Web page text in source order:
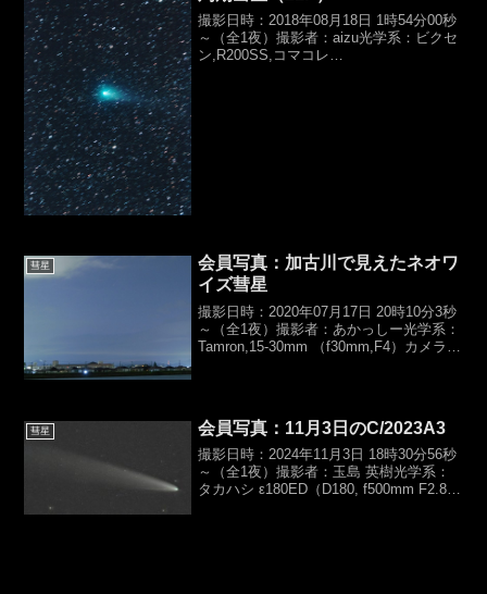
撮影日時：2018年08月18日 1時54分00秒
～（全1夜）撮影者：aizu光学系：ビクセ
ン,R200SS,コマコレ
彗星
会員写真：加古川で見えたネオワ
イズ彗星
撮影日時：2020年07月17日 20時10分3秒
～（全1夜）撮影者：あかっしー光学系：
Tamron,15-30mm （f30mm,F4）カメラ：
彗星 会員写真：11月3日のC/2023A3
撮影日時：2024年11月3日 18時30分56秒
～（全1夜）撮影者：玉島 英樹光学系：
タカハシ ε180ED（D180, f500mm F2.8）